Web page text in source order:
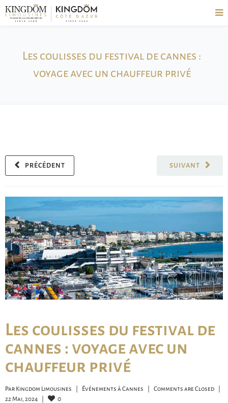
Les coulisses du festival de cannes :
voyage avec un chauffeur privé
SUIVANT
PRÉCÉDENT
Les coulisses du festival de
cannes : voyage avec un
chauffeur privé
Par Kingdom Limousines Événements à Cannes Comments are Closed
22 Mai, 2024
0